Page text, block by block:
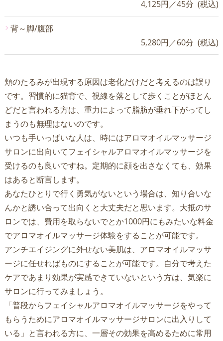
4,125円／45分 (税込)
背～脚/腹部
5,280円／60分 (税込)
頬のたるみが出現する原因は老化だけだと考えるのは誤り
です。習慣的に猫背で、視線を落として歩くことがほとん
どだと言われる方は、重力によって脂肪が垂れ下がってし
まうのも無理はないのです。
いつも手いっぱいな人は、時にはアロマオイルマッサージ
サロンに出向いてフェイシャルアロマオイルマッサージを
受けるのも良いですね。定期的に顔を出さなくても、効果
はあると断言します。
あなたひとりで行く勇気がないという場合は、知り合いな
んかと誘い合って出向くと大丈夫だと思います。大抵のサ
ロンでは、費用を取らないでとか1000円にもみたいな料金
でアロマオイルマッサージ体験をすることが可能です。
アンチエイジングに外せない美肌は、アロマオイルマッサ
ージに任せればものにすることが可能です。自分で考えた
ケアであまり効果が実感できていないという方は、気楽に
サロンに行ってみましょう。
「普段からフェイシャルアロマオイルマッサージをやって
もらうためにアロマオイルマッサージサロンに出入りして
いる」と言われる方に、一層その効果を高めるために常用